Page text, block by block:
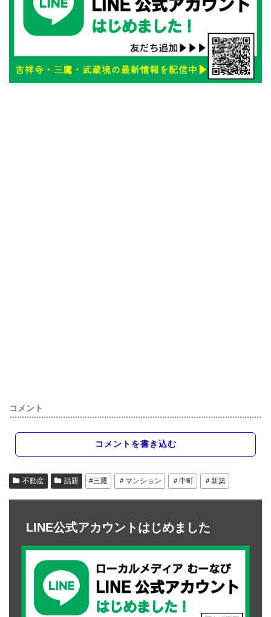
コメント
コメントを書き込む
不動産 話題 #三鷹 ＃マンション ＃中町 ＃新築
LINE公式アカウントはじめました